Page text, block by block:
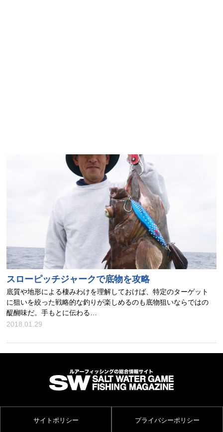
スローピッチジャークで底物を攻略
底質や地形による棲みわけを理解しておけば、特定のターゲット
に狙いを絞った戦略的な釣りが楽しめるのも底物狙いならではの
醍醐味だ。手もとに伝わる…
2018.01.29
サイトポリシー プライバシーポリシー